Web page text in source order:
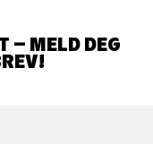
– MELD DEG